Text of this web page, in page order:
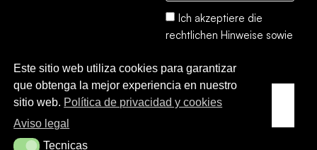
Ich akzeptiere die
rechtlichen Hinweise sowie
Cookie-Richtlinie.
SENDEN
Este sitio web utiliza cookies para garantizar
que obtenga la mejor experiencia en nuestro
sitio web. Política de privacidad y cookies
Aviso legal
TecnicasTecnicas